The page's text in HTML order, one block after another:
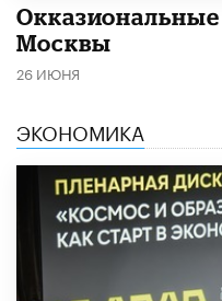
Москвы
26 ИЮНЯ
ЭКОНОМИКА